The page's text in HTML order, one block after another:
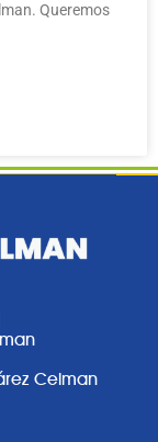
Queremos
Celman